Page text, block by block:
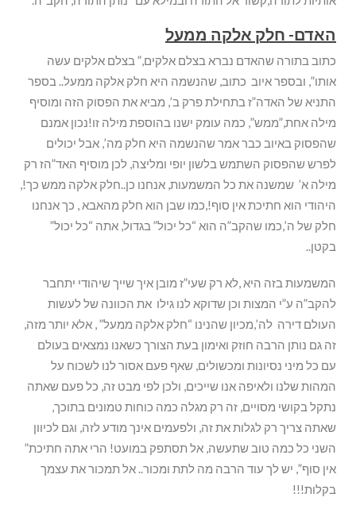
האדם- חלק אלקה ממעל
כתוב בתורה שהאדם נברא בצלם אלקים,” בצלם אלקים עשה
אותו”, ובספר איוב כתוב, שהנשמה היא חלק אלקה ממעל.. בספר
התניא של האדה”ז בתחילת פרק ב’, מביא את הפסוק הזה ומוסיף
מילה אחת,”ממש”, כמה עומק ישנו בהוספת מילה זו!נכון אמנם
שהפסוק באיוב כבר אמר שהנשמה היא חלק מה’, אבל יכולים
לפרש שהפסוק השתמש בלשון יופי ומליצה, לכן מוסיף האד”הז רק
מילה א’ שמשנה את כל המשמעות, אנחנו כן..חלק אלקה ממש כך!,
היהודי הוא חתיכת אין סוף!,כמו שבן הוא חלק מהאבא , כך אנחנו
חלק של ה’,כמו שהקב”ה הוא “כל יכול” בגדול, אתה “כל יכול”
בקטן..
המשמעות בזה היא ,לא רק שעי”ז מובן איך שייך שיהודי יתחבר
להקב”ה ע”י המצות וכן שדוקא לנו גילו את הכוונה של לעשות
העולם דירה לה’,מכיון שהנינו “חלק אלקה ממעל” , אלא יותר מזה,
זה גם נותן הרבה חוזק ואימון בעת הצורך כשאנו נמצאים בעולם
עם כל מיני נסיונות ומכשולים, שאף פעם אסור לנו לשכוח על
המהות שלנו ולאיפה אנו שייכים, ולכן לפי מבט זה, כל פעם שאתה
נתקל בקושי מסויים, זה רק מגלה כמה כוחות טמונים בתוכך,
שאתה צריך רק לגלות את זה, ולפעמים אינך מודע לזה, וגם לכיוון
השני כל כמה טוב שתעשה, אל תסתפק במועט! הרי אתה חתיכת”
אין סוף”, יש לך עוד הרבה מה לתת ומכור.. אל תמכור את עצמך
בקלות!!!